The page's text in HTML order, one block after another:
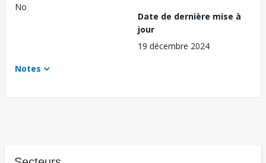
No
Date de dernière mise à
jour
19 décembre 2024
Notes